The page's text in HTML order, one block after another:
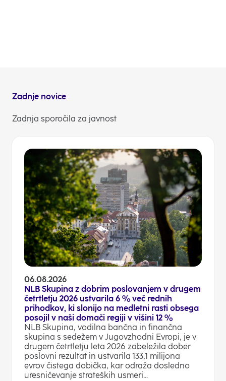
Zadnje novice
Zadnja sporočila za javnost
06.08.2026
NLB Skupina z dobrim poslovanjem v drugem
četrtletju 2026 ustvarila 6 % več rednih
prihodkov, ki slonijo na medletni rasti obsega
posojil v naši domači regiji v višini 12 %
NLB Skupina, vodilna bančna in finančna
skupina s sedežem v Jugovzhodni Evropi, je v
drugem četrtletju leta 2026 zabeležila dober
poslovni rezultat in ustvarila 133,1 milijona
evrov čistega dobička, kar odraža dosledno
uresničevanje strateških usmeri...